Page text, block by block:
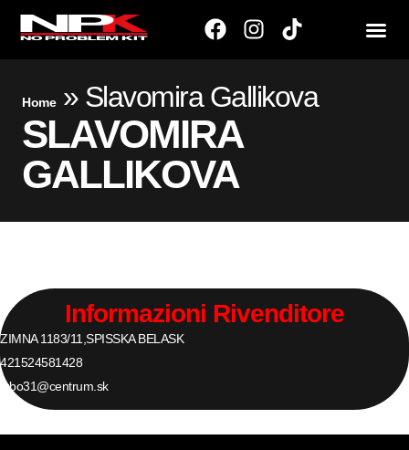
Home» Slavomira Gallikova
SLAVOMIRA
GALLIKOVA
Informazioni Rivenditore
ZIMNA 1183/11, SPISSKA BELASK
421524581428
lubo31@centrum.sk